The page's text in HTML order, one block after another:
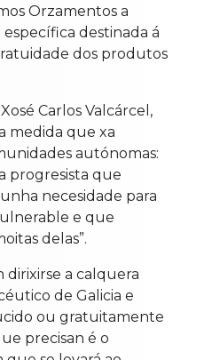
Orzamentos a
destinada á
dos produtos
Carlos Valcárcel,
medida que xa
autónomas:
progresista que
necesidade para
e que
delas”.
dirixirse a calquera
de Galicia e
ou gratuitamente
precisan é o